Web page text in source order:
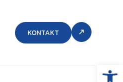
KONTAKT